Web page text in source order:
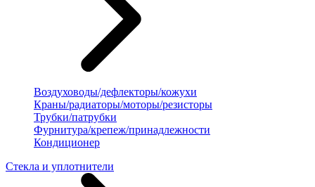
Воздуховоды/дефлекторы/кожухи
Краны/радиаторы/моторы/резисторы
Трубки/патрубки
Фурнитура/крепеж/принадлежности
Кондиционер
Стекла и уплотнители